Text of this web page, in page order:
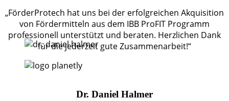
„FörderProtech hat uns bei der erfolgreichen Akquisition
von Fördermitteln aus dem IBB ProFIT Programm
professionell unterstützt und beraten. Herzlichen Dank
für die jederzeit gute Zusammenarbeit!“
Dr. Daniel Halmer